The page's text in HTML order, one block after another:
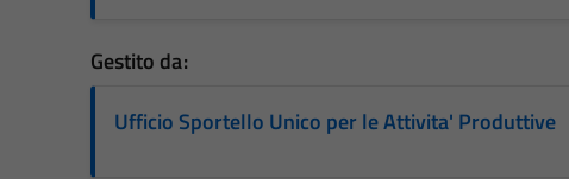
Gestito da:
Ufficio Sportello Unico per le Attivita' Produttive